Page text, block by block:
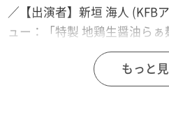
／【出演者】新垣 海人 (KFB
ュー：「特製 地鶏生醤油ら
引式坦々麺」１，０００円※
もっと